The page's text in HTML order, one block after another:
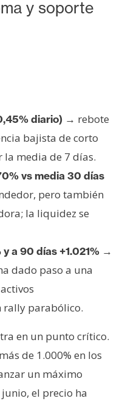
y soporte
diario) → rebote
bajista de corto
la media de 7 días.
vs media 30 días
pero también
la liquidez se
a 90 días +1.021% →
dado paso a una
rally parabólico.
en un punto crítico.
de 1.000% en los
un máximo
el precio ha